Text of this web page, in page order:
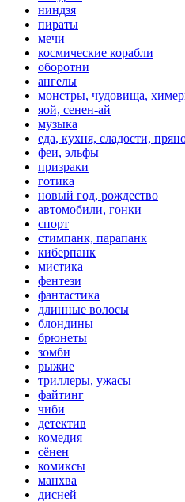
ниндзя
пираты
мечи
космические корабли
оборотни
ангелы
монстры, чудовища,
яой, сенен-ай
музыка
еда, кухня, сладости,
феи, эльфы
призраки
готика
новый год, рождество
автомобили, гонки
спорт
стимпанк, парапанк
киберпанк
мистика
фентези
фантастика
длинные волосы
блондины
брюнеты
зомби
рыжие
триллеры, ужасы
файтинг
чиби
детектив
комедия
сёнен
комиксы
манхва
дисней